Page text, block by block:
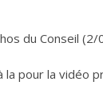
du Conseil
la pour la vidéo